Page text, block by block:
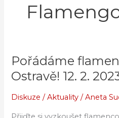
Pořádáme
Ostravě! 12. 2.
Diskuze /Aktuality /Aneta
Pořádáme
flamenco
seminář
v